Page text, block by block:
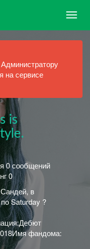
на сервисе
is
0 сообщений
0
в
Saturday ?
фандома: